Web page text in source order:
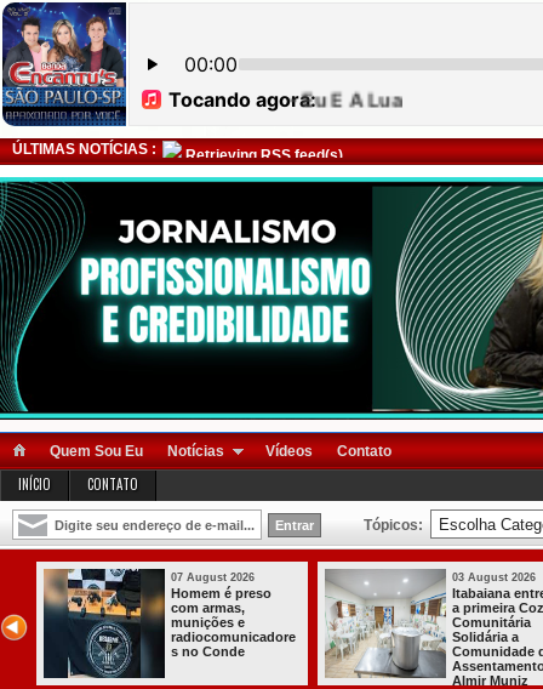
ÚLTIMAS NOTÍCIAS : Retrieving RSS feed(s)
Quem Sou Eu Notícias Vídeos Contato
INÍCIO CONTATO
Tópicos:
07 August 2026
Homem é preso
com armas,
munições e
radiocomunicadore
s no Conde
03 August 2026
Itabaiana entregou
a primeira Cozinha
Comunitária
Solidária a
Comunidade do
Assentamento
Almir Muniz